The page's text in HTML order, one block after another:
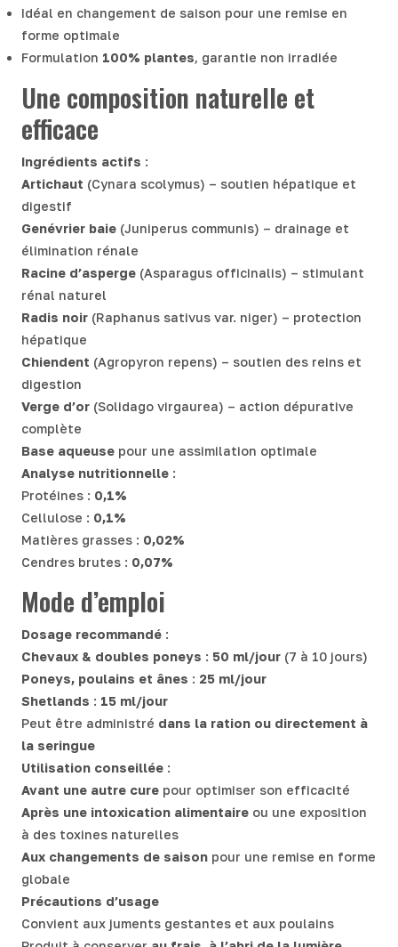
Idéal en changement de saison pour une remise en
forme optimale
Formulation 100% plantes, garantie non irradiée
Une composition naturelle et
efficace
Ingrédients actifs :
Artichaut (Cynara scolymus) – soutien hépatique et
digestif
Genévrier baie (Juniperus communis) – drainage et
élimination rénale
Racine d’asperge (Asparagus officinalis) – stimulant
rénal naturel
Radis noir (Raphanus sativus var. niger) – protection
hépatique
Chiendent (Agropyron repens) – soutien des reins et
digestion
Verge d’or (Solidago virgaurea) – action dépurative
complète
Base aqueuse pour une assimilation optimale
Analyse nutritionnelle :
Protéines : 0,1%
Cellulose : 0,1%
Matières grasses : 0,02%
Cendres brutes : 0,07%
Mode d’emploi
Dosage recommandé :
Chevaux & doubles poneys : 50 ml/jour (7 à 10 jours)
Poneys, poulains et ânes : 25 ml/jour
Shetlands : 15 ml/jour
Peut être administré dans la ration ou directement à
la seringue
Utilisation conseillée :
Avant une autre cure pour optimiser son efficacité
Après une intoxication alimentaire ou une exposition
à des toxines naturelles
Aux changements de saison pour une remise en forme
globale
Précautions d’usage
Convient aux juments gestantes et aux poulains